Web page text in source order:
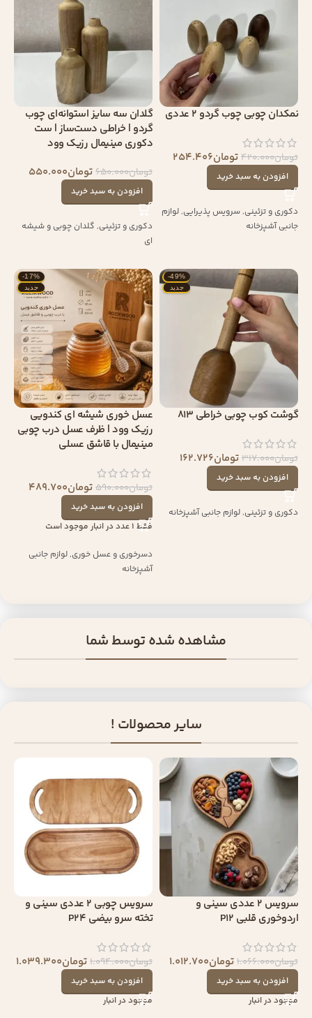
نمکدان چوبی چوب گردو 2 عددی
تومان420.000تومان254.406
افزودن به سبد خرید
دکوری و تزئینی,سرویس پذیرایی,لوازم
جانبی آشپزخانه
گلدان سه‌ سایز استوانه‌ای چوب
گردو | خراطی دست‌ساز | ست
دکوری مینیمال رزیک وود
تومان650.000تومان550.000
افزودن به سبد خرید
دکوری و تزئینی, گلدان چوبی و شیشه
ای
-49%
جدید
گوشت کوب چوبی خراطی 813
تومان317.000تومان162.726
افزودن به سبد خرید
دکوری و تزئینی,لوازم جانبی آشپزخانه
-17%
جدید
عسل خوری شیشه ای کندویی
رزیک وود | ظرف عسل درب چوبی
مینیمال با قاشق عسلی
تومان590.000تومان489.700
افزودن به سبد خرید
فقط 1 عدد در انبار موجود است
دسرخوری و عسل خوری,لوازم جانبی
آشپزخانه
مشاهده شده توسط شما
سایر محصولات !
سرویس 2 عددی سینی و
اردوخوری قلبی P12
تومان1.066.000تومان1.012.700
افزودن به سبد خرید
موجود در انبار
سرویس چوبی 2 عددی سینی و
تخته سرو بیضی P24
تومان1.094.000تومان1.039.300
افزودن به سبد خرید
موجود در انبار